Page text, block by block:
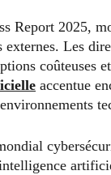
Report 2025,
externes. Les
coûteuses
accentue